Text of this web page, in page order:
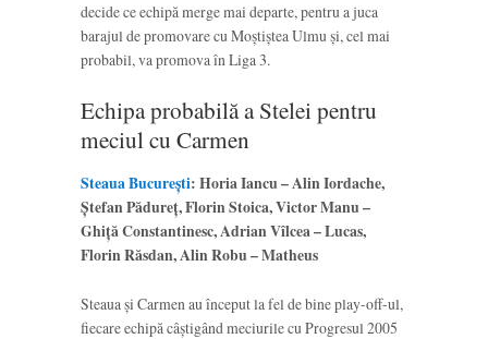
decide ce echipă merge mai departe, pentru a juca
barajul de promovare cu Moștiștea Ulmu și, cel mai
probabil, va promova în Liga 3.
Echipa probabilă a Stelei pentru
meciul cu Carmen
Steaua București: Horia Iancu – Alin Iordache,
Ștefan Pădureț, Florin Stoica, Victor Manu –
Ghiță Constantinesc, Adrian Vîlcea – Lucas,
Florin Răsdan, Alin Robu – Matheus
Steaua și Carmen au început la fel de bine play-off-ul,
fiecare echipă câștigând meciurile cu Progresul 2005